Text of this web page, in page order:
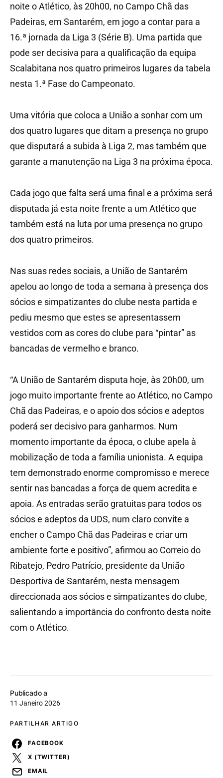
Publicado a
11 Janeiro 2026
PARTILHAR ARTIGO
FACEBOOK
X (TWITTER)
EMAIL
noite o Atlético, às 20h00, no Campo Chã das
Padeiras, em Santarém, em jogo a contar para a
16.ª jornada da Liga 3 (Série B). Uma partida que
pode ser decisiva para a qualificação da equipa
Scalabitana nos quatro primeiros lugares da tabela
nesta 1.ª Fase do Campeonato.
Uma vitória que coloca a União a sonhar com um
dos quatro lugares que ditam a presença no grupo
que disputará a subida à Liga 2, mas também que
garante a manutenção na Liga 3 na próxima época.
Cada jogo que falta será uma final e a próxima será
disputada já esta noite frente a um Atlético que
também está na luta por uma presença no grupo
dos quatro primeiros.
Nas suas redes sociais, a União de Santarém
apelou ao longo de toda a semana à presença dos
sócios e simpatizantes do clube nesta partida e
pediu mesmo que estes se apresentassem
vestidos com as cores do clube para “pintar” as
bancadas de vermelho e branco.
“A União de Santarém disputa hoje, às 20h00, um
jogo muito importante frente ao Atlético, no Campo
Chã das Padeiras, e o apoio dos sócios e adeptos
poderá ser decisivo para ganharmos. Num
momento importante da época, o clube apela à
mobilização de toda a família unionista. A equipa
tem demonstrado enorme compromisso e merece
sentir nas bancadas a força de quem acredita e
apoia. As entradas serão gratuitas para todos os
sócios e adeptos da UDS, num claro convite a
encher o Campo Chã das Padeiras e criar um
ambiente forte e positivo”, afirmou ao Correio do
Ribatejo, Pedro Patrício, presidente da União
Desportiva de Santarém, nesta mensagem
direccionada aos sócios e simpatizantes do clube,
salientando a importância do confronto desta noite
com o Atlético.